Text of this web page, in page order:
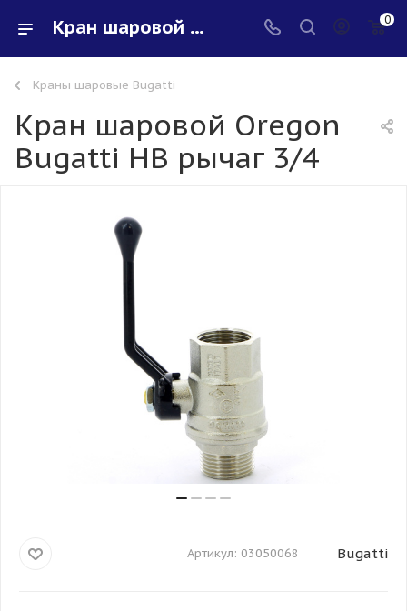
Кран шаровой Oregon Bugatti НВ рычаг 3/4 - купить в интернет-магазине Santeh-svar 0
Краны шаровые Bugatti
Кран шаровой Oregon
Bugatti НВ рычаг 3/4
Артикул: 03050068 Bugatti